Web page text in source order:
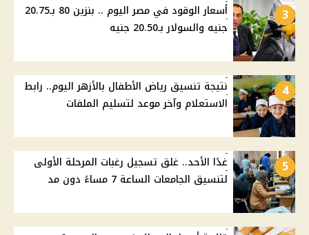
3
أسعار الوقود في مصر اليوم .. بنزين 80 بـ20.75
جنيه والسولار بـ20.50 جنيه
4
نتيجة تنسيق رياض الأطفال بالأزهر اليوم.. رابط
الاستعلام وآخر موعد لتسليم الملفات
5
غدًا الأحد.. غلق تسجيل رغبات المرحلة الأولى
لتنسيق الجامعات الساعة 7 مساءً دون مد